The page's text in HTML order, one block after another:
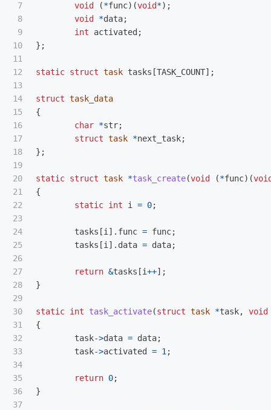
7
8
9
10
11
12
13
14
15
16
17
18
19
20
21
22
23
24
25
26
27
28
29
30
31
32
33
34
35
36
37
void
(*func)(void*);
void
*data;
int
activated ;
};
static struct task tasks [TASK_COUNT];
struct task_data
{
char *str;
struct task *next_task;
};
static struct task *task_create(void (*func)(
{
static int i = 0;
tasks [i ]. func = func;
tasks [i ]. data = data;
return &tasks [i++];
}
static int task_activate(struct task *task,
void
{
task->data = data;
task->activated = 1 ;
return 0;
}